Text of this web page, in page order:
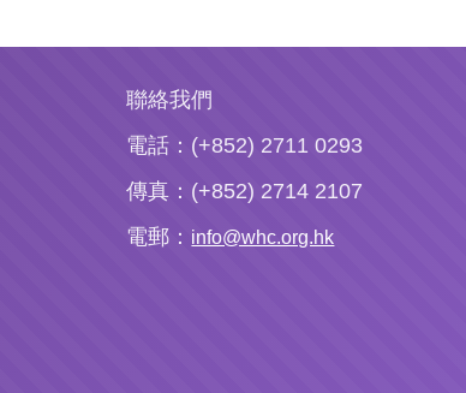
聯絡我們
電話：(+852) 2711 0293
傳真：(+852) 2714 2107
電郵： info@whc.org.hk